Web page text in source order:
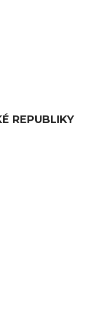
REPUBLIKY